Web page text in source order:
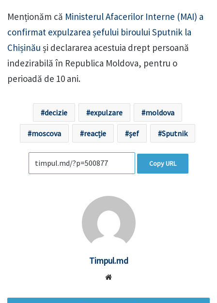
Menționăm că Ministerul Afacerilor Interne (MAI) a
confirmat expulzarea șefului biroului Sputnik la
Chișinău și declararea acestuia drept persoană
indezirabilă în Republica Moldova, pentru o
perioadă de 10 ani.
decizie expulzare moldova
moscova reacție șef Sputnik
Copy URL
Timpul.md